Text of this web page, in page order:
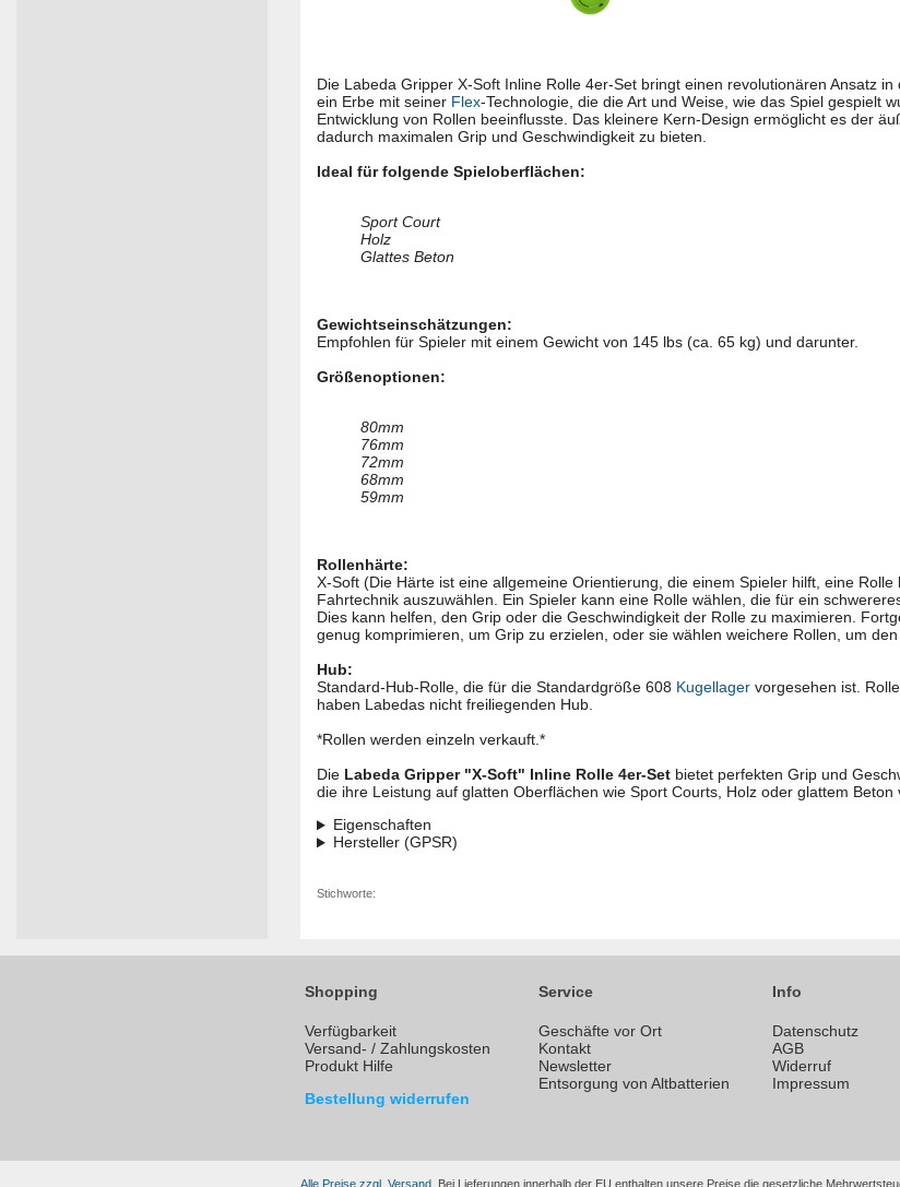
Die Labeda Gripper X-Soft Inline Rolle 4er-Set bringt einen revolutionären Ansatz
ein Erbe mit seiner Flex-Technologie, die die Art und Weise, wie das Spiel gespielt
Entwicklung von Rollen beeinflusste. Das kleinere Kern-Design ermöglicht es der
dadurch maximalen Grip und Geschwindigkeit zu bieten.
Ideal für folgende Spieloberflächen:
Sport Court
Holz
Glattes Beton
Gewichtseinschätzungen:
Empfohlen für Spieler mit einem Gewicht von 145 lbs (ca. 65 kg) und darunter.
Größenoptionen:
80mm
76mm
72mm
68mm
59mm
Rollenhärte:
X-Soft (Die Härte ist eine allgemeine Orientierung, die einem Spieler hilft, eine
Fahrtechnik auszuwählen. Ein Spieler kann eine Rolle wählen, die für ein
Dies kann helfen, den Grip oder die Geschwindigkeit der Rolle zu maximieren.
genug komprimieren, um Grip zu erzielen, oder sie wählen weichere Rollen, um
Hub:
Standard-Hub-Rolle, die für die Standardgröße 608 Kugellager vorgesehen ist.
haben Labedas nicht freiliegenden Hub.
*Rollen werden einzeln verkauft.*
Die Labeda Gripper "X-Soft" Inline Rolle 4er-Set bietet perfekten Grip und
die ihre Leistung auf glatten Oberflächen wie Sport Courts, Holz oder glattem Beton
Eigenschaften
Hersteller (GPSR)
Stichworte:
Shopping
Verfügbarkeit
Versand- / Zahlungskosten
Produkt Hilfe
Bestellung widerrufen
Service
Geschäfte vor Ort
Kontakt
Newsletter
Entsorgung von Altbatterien
Info
Datenschutz
AGB
Widerruf
Impressum
Alle Preise zzgl. Versand. Bei Lieferungen innerhalb der EU enthalten unsere Preise die gesetzliche